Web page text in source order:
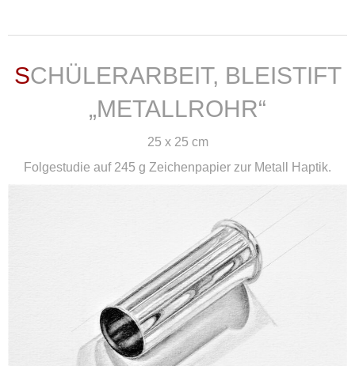
SCHÜLERARBEIT, BLEISTIFT
„METALLROHR“
25 x 25 cm
Folgestudie auf 245 g Zeichenpapier zur Metall Haptik.